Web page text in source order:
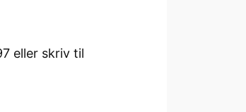
eller skriv til